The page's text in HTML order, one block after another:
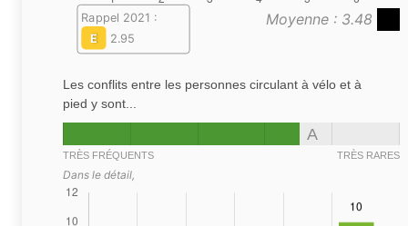
Moyenne : 3.48
Rappel 2021 :
E
2.95
Les conflits entre les personnes circulant à vélo et à
pied y sont...
A
TRÈS FRÉQUENTS TRÈS RARES
Dans le détail,